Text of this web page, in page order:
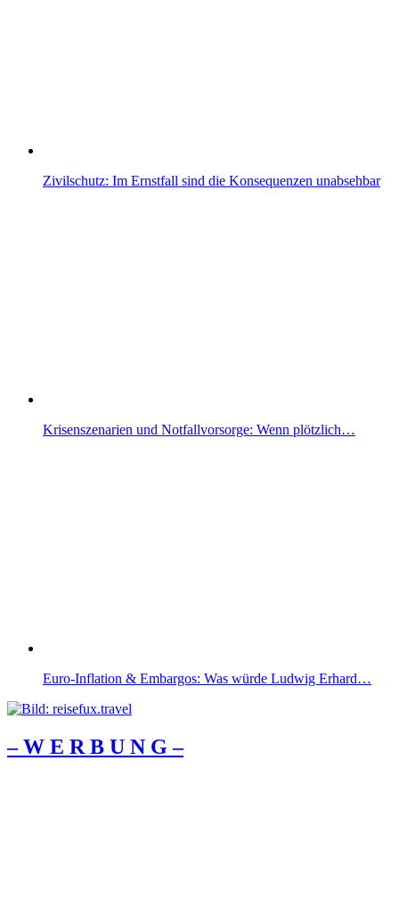
Zivilschutz: Im Ernstfall sind die Konsequenzen unabsehbar
Krisenszenarien und Notfallvorsorge: Wenn plötzlich…
Euro-Inflation & Embargos: Was würde Ludwig Erhard…
– W Ε R Β U Ν G –